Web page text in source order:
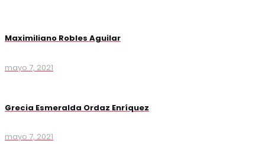
Maximiliano Robles Aguilar
mayo 7, 2021
Grecia Esmeralda Ordaz Enríquez
mayo 7, 2021